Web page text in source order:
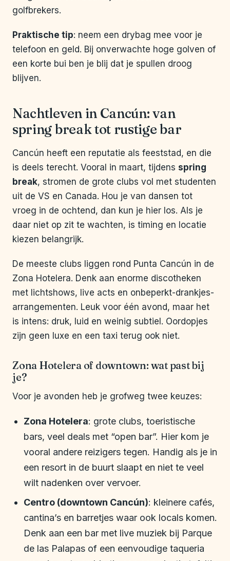
golfbrekers.
Praktische tip: neem een drybag mee voor je
telefoon en geld. Bij onverwachte hoge golven of
een korte bui ben je blij dat je spullen droog
blijven.
Nachtleven in Cancún: van
spring break tot rustige bar
Cancún heeft een reputatie als feeststad, en die
is deels terecht. Vooral in maart, tijdens spring
break, stromen de grote clubs vol met studenten
uit de VS en Canada. Hou je van dansen tot
vroeg in de ochtend, dan kun je hier los. Als je
daar niet op zit te wachten, is timing en locatie
kiezen belangrijk.
De meeste clubs liggen rond Punta Cancún in de
Zona Hotelera. Denk aan enorme discotheken
met lichtshows, live acts en onbeperkt-drankjes-
arrangementen. Leuk voor één avond, maar het
is intens: druk, luid en weinig subtiel. Oordopjes
zijn geen luxe en een taxi terug ook niet.
Zona Hotelera of downtown: wat past bij
je?
Voor je avonden heb je grofweg twee keuzes:
Zona Hotelera: grote clubs, toeristische
bars, veel deals met “open bar”. Hier kom je
vooral andere reizigers tegen. Handig als je in
een resort in de buurt slaapt en niet te veel
wilt nadenken over vervoer.
Centro (downtown Cancún): kleinere cafés,
cantina’s en barretjes waar ook locals komen.
Denk aan een bar met live muziek bij Parque
de las Palapas of een eenvoudige taqueria